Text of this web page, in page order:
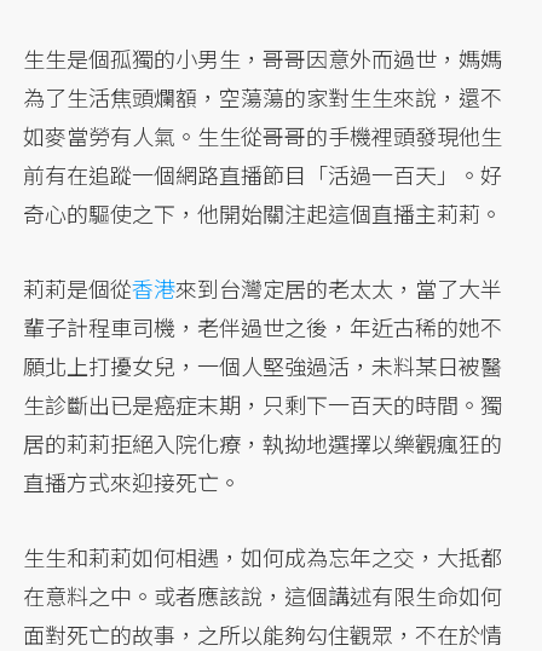
生生是個孤獨的小男生，哥哥因意外而過世，媽媽
為了生活焦頭爛額，空蕩蕩的家對生生來說，還不
如麥當勞有人氣。生生從哥哥的手機裡頭發現他生
前有在追蹤一個網路直播節目「活過一百天」。好
奇心的驅使之下，他開始關注起這個直播主莉莉。
莉莉是個從香港來到台灣定居的老太太，當了大半
輩子計程車司機，老伴過世之後，年近古稀的她不
願北上打擾女兒，一個人堅強過活，未料某日被醫
生診斷出已是癌症末期，只剩下一百天的時間。獨
居的莉莉拒絕入院化療，執拗地選擇以樂觀瘋狂的
直播方式來迎接死亡。
生生和莉莉如何相遇，如何成為忘年之交，大抵都
在意料之中。或者應該說，這個講述有限生命如何
面對死亡的故事，之所以能夠勾住觀眾，不在於情